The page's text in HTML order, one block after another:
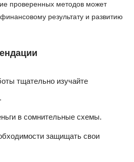
проверенных методов может
результату и развитию
тщательно изучайте
в сомнительные схемы.
защищать свои